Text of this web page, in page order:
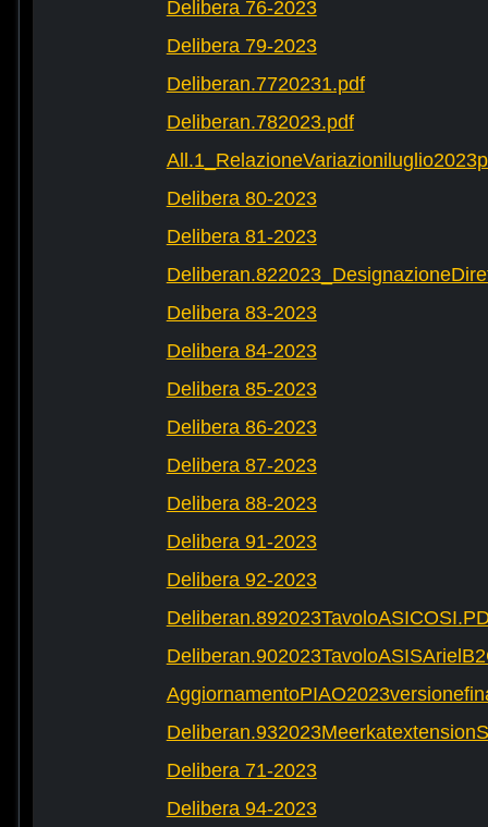
Delibera 76-2023
Delibera 79-2023
Deliberan.7720231.pdf
Deliberan.782023.pdf
Delibera 80-2023
Delibera 81-2023
Delibera 83-2023
Delibera 84-2023
Delibera 85-2023
Delibera 86-2023
Delibera 87-2023
Delibera 88-2023
Delibera 91-2023
Delibera 92-2023
Delibera 71-2023
Delibera 94-2023